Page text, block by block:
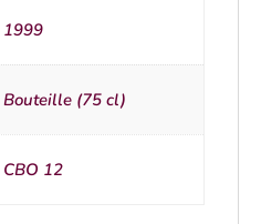
1999
Bouteille (75 cl)
CBO 12